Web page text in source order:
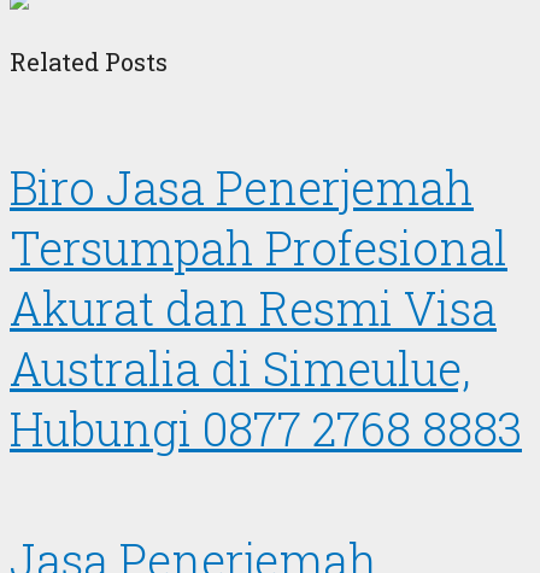
Related Posts
Biro Jasa Penerjemah
Tersumpah Profesional
Akurat dan Resmi Visa
Australia di Simeulue,
Hubungi 0877 2768 8883
Jasa Penerjemah